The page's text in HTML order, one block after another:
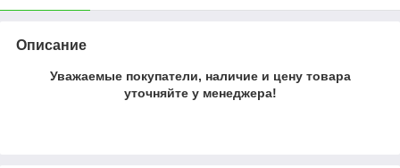
Описание
Уважаемые покупатели, наличие и цену товара
уточняйте у менеджера!